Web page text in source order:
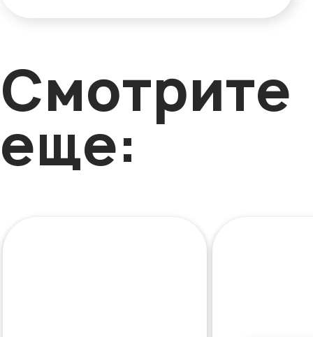
Смотрите
еще: